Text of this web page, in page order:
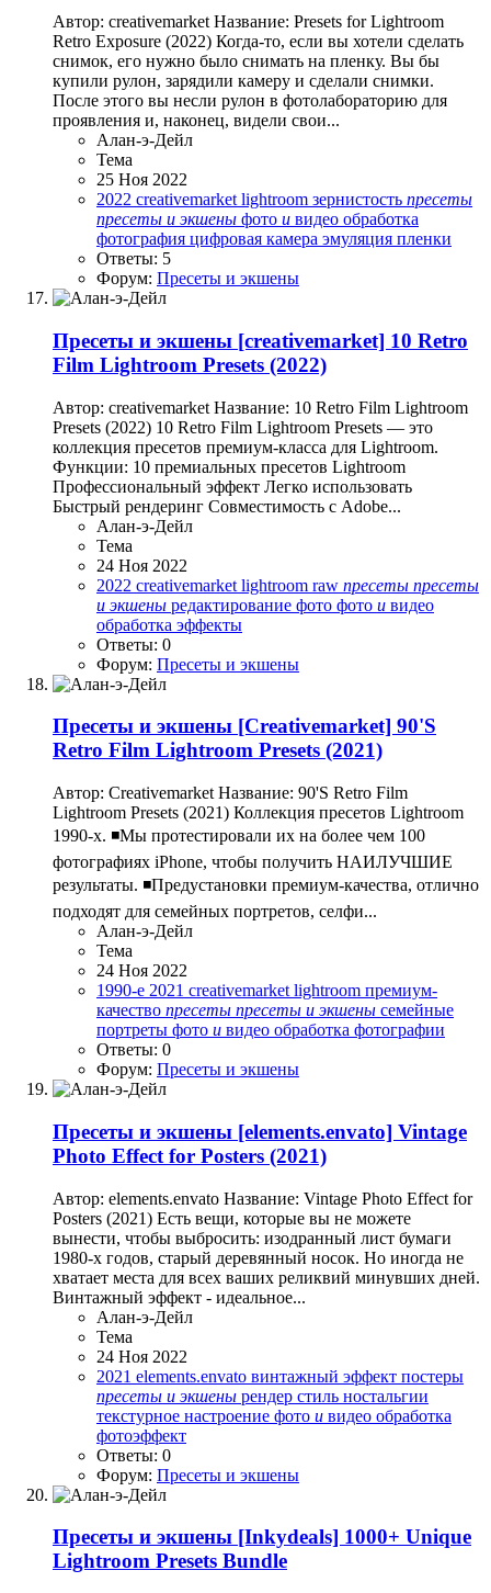
Автор: creativemarket Название: Presets for Lightroom
Retro Exposure (2022) Когда-то, если вы хотели сделать
снимок, его нужно было снимать на пленку. Вы бы
купили рулон, зарядили камеру и сделали снимки.
После этого вы несли рулон в фотолабораторию для
проявления и, наконец, видели свои...
Алан-э-Дейл
Тема
25 Ноя 2022
2022 creativemarket lightroom зернистость пресеты
пресеты и экшены фото и видео обработка
фотография цифровая камера эмуляция пленки
Ответы: 5
Форум: Пресеты и экшены
Пресеты и экшены [creativemarket] 10 Retro
Film Lightroom Presets (2022)
Автор: creativemarket Название: 10 Retro Film Lightroom
Presets (2022) 10 Retro Film Lightroom Presets — это
коллекция пресетов премиум-класса для Lightroom.
Функции: 10 премиальных пресетов Lightroom
Профессиональный эффект Легко использовать
Быстрый рендеринг Совместимость с Adobe...
Алан-э-Дейл
Тема
24 Ноя 2022
2022 creativemarket lightroom raw пресеты пресеты
и экшены редактирование фото фото и видео
обработка эффекты
Ответы: 0
Форум: Пресеты и экшены
Пресеты и экшены [Creativemarket] 90'S
Retro Film Lightroom Presets (2021)
Автор: Creativemarket Название: 90'S Retro Film
Lightroom Presets (2021) Коллекция пресетов Lightroom
1990-х. ◾Мы протестировали их на более чем 100
фотографиях iPhone, чтобы получить НАИЛУЧШИЕ
результаты. ◾Предустановки премиум-качества, отлично
подходят для семейных портретов, селфи...
Алан-э-Дейл
Тема
24 Ноя 2022
1990-е 2021 creativemarket lightroom премиум-
качество пресеты пресеты и экшены семейные
портреты фото и видео обработка фотографии
Ответы: 0
Форум: Пресеты и экшены
Пресеты и экшены [elements.envato] Vintage
Photo Effect for Posters (2021)
Автор: elements.envato Название: Vintage Photo Effect for
Posters (2021) Есть вещи, которые вы не можете
вынести, чтобы выбросить: изодранный лист бумаги
1980-х годов, старый деревянный носок. Но иногда не
хватает места для всех ваших реликвий минувших дней.
Винтажный эффект - идеальное...
Алан-э-Дейл
Тема
24 Ноя 2022
2021 elements.envato винтажный эффект постеры
пресеты и экшены рендер стиль ностальгии
текстурное настроение фото и видео обработка
фотоэффект
Ответы: 0
Форум: Пресеты и экшены
Пресеты и экшены [Inkydeals] 1000+ Unique
Lightroom Presets Bundle